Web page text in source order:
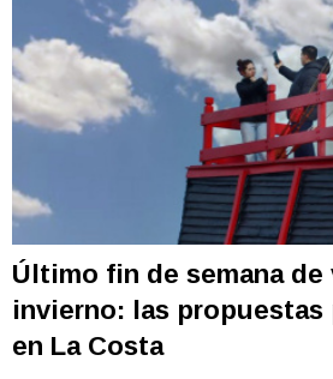
Último fin de semana de
invierno: las propuestas
en La Costa